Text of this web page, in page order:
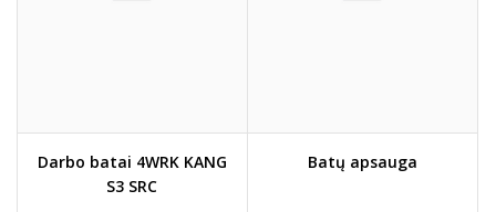
Darbo batai 4WRK KANG
S3 SRC
Batų apsauga